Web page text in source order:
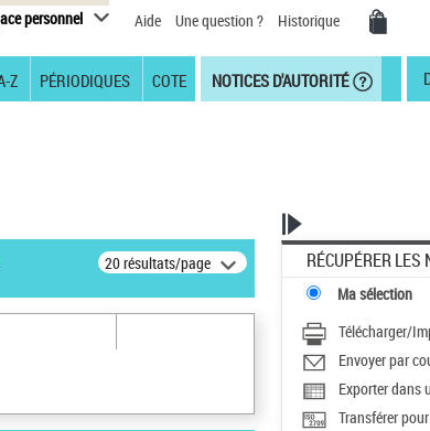
personnel Aide Une question ? Historique
Z PÉRIODIQUES COTE NOTICES D'AUTORITÉ
20 résultats/page RÉCUPÉRER LES
Ma sélection
Télécharger/
Envoyer par
Exporter dans
Transférer